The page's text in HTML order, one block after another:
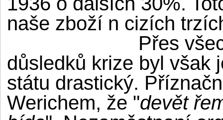
naše zboží n cizích
Přes
důsledků krize byl však
státu drastický.
Werichem, že "devět